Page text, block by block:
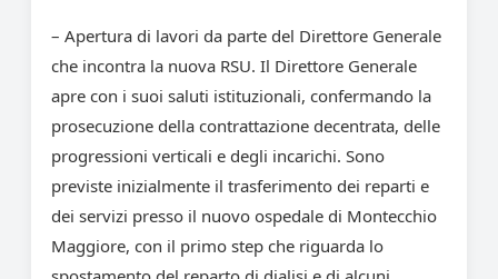
– Apertura di lavori da parte del Direttore Generale
che incontra la nuova RSU. Il Direttore Generale
apre con i suoi saluti istituzionali, confermando la
prosecuzione della contrattazione decentrata, delle
progressioni verticali e degli incarichi. Sono
previste inizialmente il trasferimento dei reparti e
dei servizi presso il nuovo ospedale di Montecchio
Maggiore, con il primo step che riguarda lo